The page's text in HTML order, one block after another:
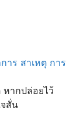
าร สาเหตุ การ
ากปล่อยไว้
สั่น